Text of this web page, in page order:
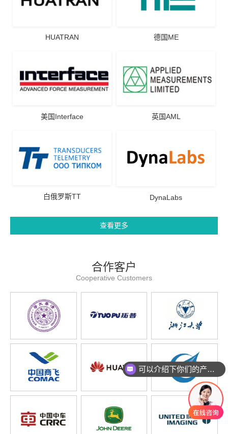
HUATRAN 德国ME
美国Interface 英国AML
白俄罗斯TT DynaLabs
查看更多
合作客户
Cooperative Customers
可以介绍下你们的产品么